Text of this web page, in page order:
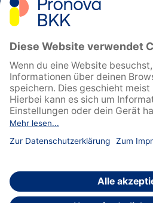
English
Cookie-